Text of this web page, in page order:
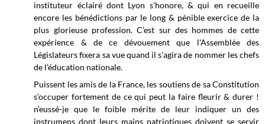
instituteur éclairé dont Lyon s'honore, & qui en recueille
encore les bénédictions par le long & pénible exercice de la
plus glorieuse profession. C’est sur des hommes de cette
expérience & de ce dévouement que l'Assemblée des
Législateurs fixera sa vue quand il s'agira de nommer les chefs
de l’éducation nationale.
Puissent les amis de la France, les soutiens de sa Constitution
s’occuper fortement de ce qui peut la faire fleurir & durer !
n’eussé-je que le foible mérite de leur indiquer un des
instrumens dont leurs mains patriotiques doivent se servir